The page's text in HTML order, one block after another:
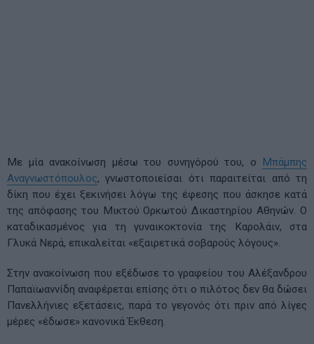
Με μία ανακοίνωση μέσω του συνηγόρού του, ο
Μπάμπης
Αναγνωστόπουλος, γνωστοποιείσαι ότι παραιτείται από τη
δίκη που έχει ξεκινήσει λόγω της έφεσης που άσκησε κατά
της απόφασης του Μικτού Ορκωτού Δικαστηρίου Αθηνών. Ο
καταδικασμένος για τη γυναικοκτονία της Καρολάιν, στα
Γλυκά Νερά, επικαλείται «εξαιρετικά σοβαρούς λόγους».
Στην ανακοίνωση που εξέδωσε το γραφείου του Αλέξανδρου
Παπαϊωαννίδη αναφέρεται επίσης ότι ο πιλότος δεν θα δώσει
Πανελλήνιες εξετάσεις, παρά το γεγονός ότι πριν από λίγες
μέρες «έδωσε» κανονικά Έκθεση.